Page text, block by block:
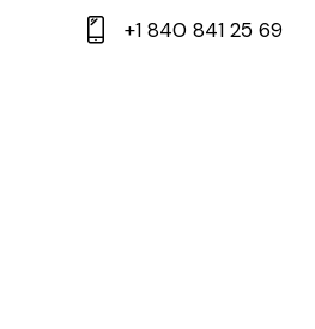
+1 840 841 25 69